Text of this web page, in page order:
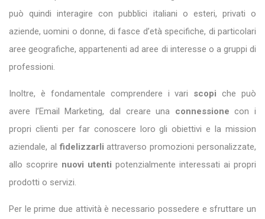
può quindi interagire con pubblici italiani o esteri, privati o
aziende, uomini o donne, di fasce d’età specifiche, di particolari
aree geografiche, appartenenti ad aree di interesse o a gruppi di
professioni.
Inoltre, è fondamentale comprendere i vari scopiche può
avere l’Email Marketing, dal creare una connessionecon i
propri clienti per far conoscere loro gli obiettivi e la mission
aziendale, alfidelizzarliattraverso promozioni personalizzate,
allo scoprire nuovi utenti potenzialmente interessati ai propri
prodotti o servizi.
Per le prime due attività è necessario possedere e sfruttare un